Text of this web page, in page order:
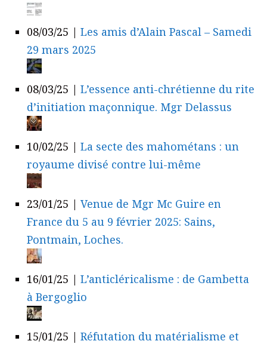
08/03/25 | Les amis d’Alain Pascal – Samedi
29 mars 2025
08/03/25 | L’essence anti-chrétienne du rite
d’initiation maçonnique. Mgr Delassus
10/02/25 | La secte des mahométans : un
royaume divisé contre lui-même
23/01/25 | Venue de Mgr Mc Guire en
France du 5 au 9 février 2025: Sains,
Pontmain, Loches.
16/01/25 | L’anticléricalisme : de Gambetta
à Bergoglio
15/01/25 | Réfutation du matérialisme et